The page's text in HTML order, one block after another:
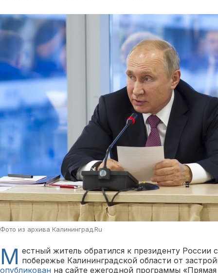
Фото из архива Калининград.Ru
М естный житель обратился к президенту России
побережье Калининградской области от
опубликован на сайте ежегодной программы